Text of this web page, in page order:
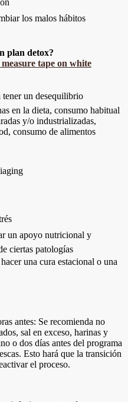
los malos hábitos
plan detox?
tener un desequilibrio
en la dieta, consumo habitual
y/o industrializadas,
consumo de alimentos
un apoyo nutricional y
ciertas patologías
una cura estacional o una
antes: Se recomienda no
sal en exceso, harinas y
o dos días antes del programa
Esto hará que la transición
el proceso.